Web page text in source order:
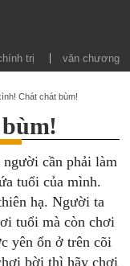
trị văn chương
Chát chát bùm!
cần phải làm
tuổi của mình.
hạ. Người ta
tuổi mà còn chơi
yên ổn ở trên cõi
bời thì hãy chơi